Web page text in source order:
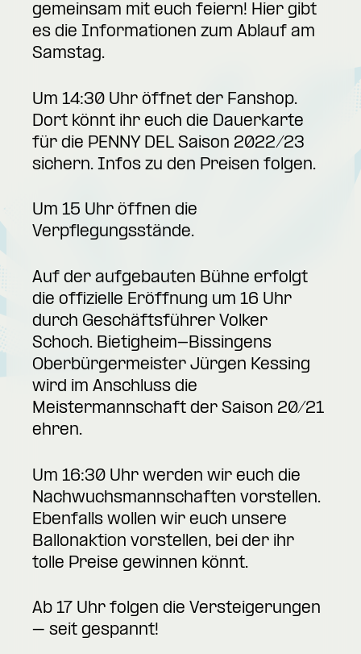
gemeinsam mit euch feiern! Hier gibt
es die Informationen zum Ablauf am
Samstag.
Um 14:30 Uhr öffnet der Fanshop.
Dort könnt ihr euch die Dauerkarte
für die PENNY DEL Saison 2022/23
sichern. Infos zu den Preisen folgen.
Um 15 Uhr öffnen die
Verpflegungsstände.
Auf der aufgebauten Bühne erfolgt
die offizielle Eröffnung um 16 Uhr
durch Geschäftsführer Volker
Schoch. Bietigheim-Bissingens
Oberbürgermeister Jürgen Kessing
wird im Anschluss die
Meistermannschaft der Saison 20/21
ehren.
Um 16:30 Uhr werden wir euch die
Nachwuchsmannschaften vorstellen.
Ebenfalls wollen wir euch unsere
Ballonaktion vorstellen, bei der ihr
tolle Preise gewinnen könnt.
Ab 17 Uhr folgen die Versteigerungen
– seit gespannt!